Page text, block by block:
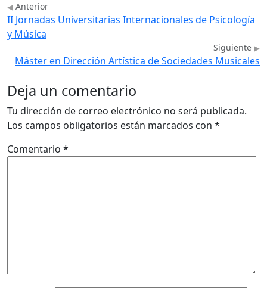
Anterior
II Jornadas Universitarias Internacionales de Psicología
y Música
Siguiente
Máster en Dirección Artística de Sociedades Musicales
Deja un comentario
Tu dirección de correo electrónico no será publicada.
Los campos obligatorios están marcados con *
Comentario *